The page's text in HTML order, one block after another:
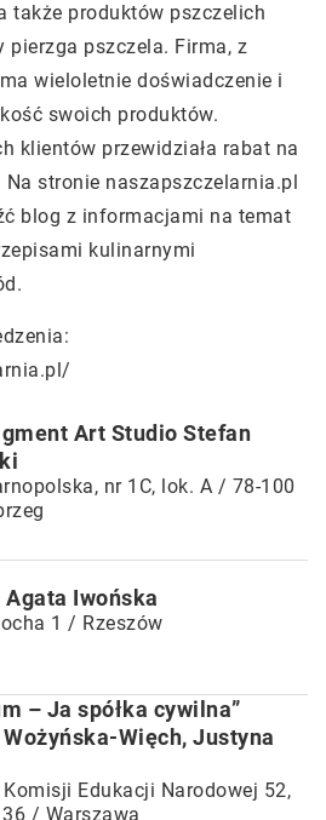
także produktów pszczelich
pszczela. Firma, z
wieloletnie doświadczenie i
swoich produktów.
klientów przewidziała rabat na
stronie naszapszczelarnia.pl
blog z informacjami na temat
kulinarnymi
Art Studio Stefan
nr 1C, lok. A / 78-100
Iwońska
1 / Rzeszów
– Ja spółka cywilna”
Więch, Justyna
Edukacji Narodowej 52,
/ Warszawa